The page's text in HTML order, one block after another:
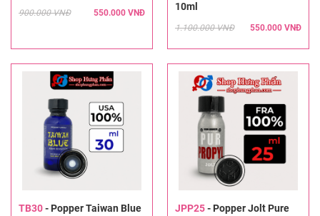
900.000 VNĐ 550.000 VNĐ
10ml
1.100.000 VNĐ 550.000 VNĐ
TB30- Popper Taiwan Blue
JPP25- Popper Jolt Pure